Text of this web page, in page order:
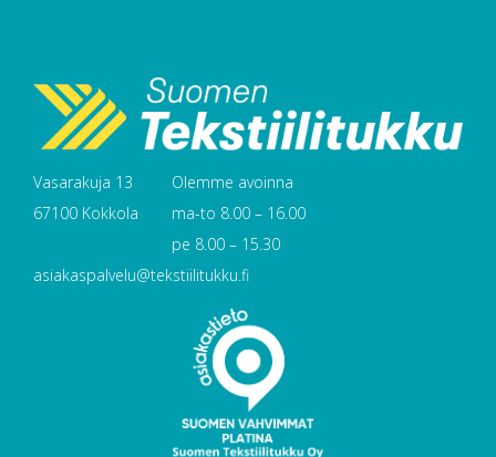
Vasarakuja 13
67100 Kokkola
Olemme avoinna
ma-to 8.00 – 16.00
pe 8.00 – 15.30
asiakaspalvelu@tekstiilitukku.fi